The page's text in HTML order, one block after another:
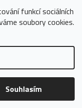
funkcí sociálních
soubory cookies.
Souhlasím
práva vyhrazena.